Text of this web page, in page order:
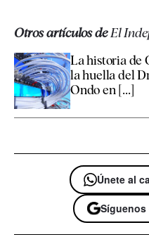
Otros artículos deEl
La historia de
la huella del
Ondo en [...]
Únete al
Síguenos